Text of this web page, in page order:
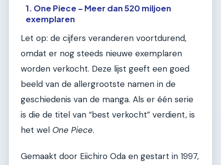
1. One Piece – Meer dan 520 miljoen
exemplaren
Let op: de cijfers veranderen voortdurend,
omdat er nog steeds nieuwe exemplaren
worden verkocht. Deze lijst geeft een goed
beeld van de allergrootste namen in de
geschiedenis van de manga. Als er één serie
is die de titel van “best verkocht” verdient, is
het wel One Piece.
Gemaakt door Eiichiro Oda en gestart in 1997,